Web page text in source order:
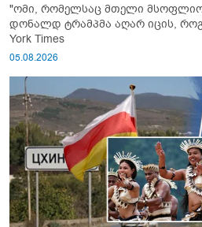
"ომი, რომელსაც მთელი
დონალდ ტრამპმა აღარ იცის, როგორ
York Times
05.08.2026